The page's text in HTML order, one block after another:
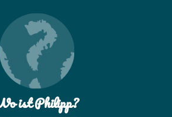
ist Philipp?